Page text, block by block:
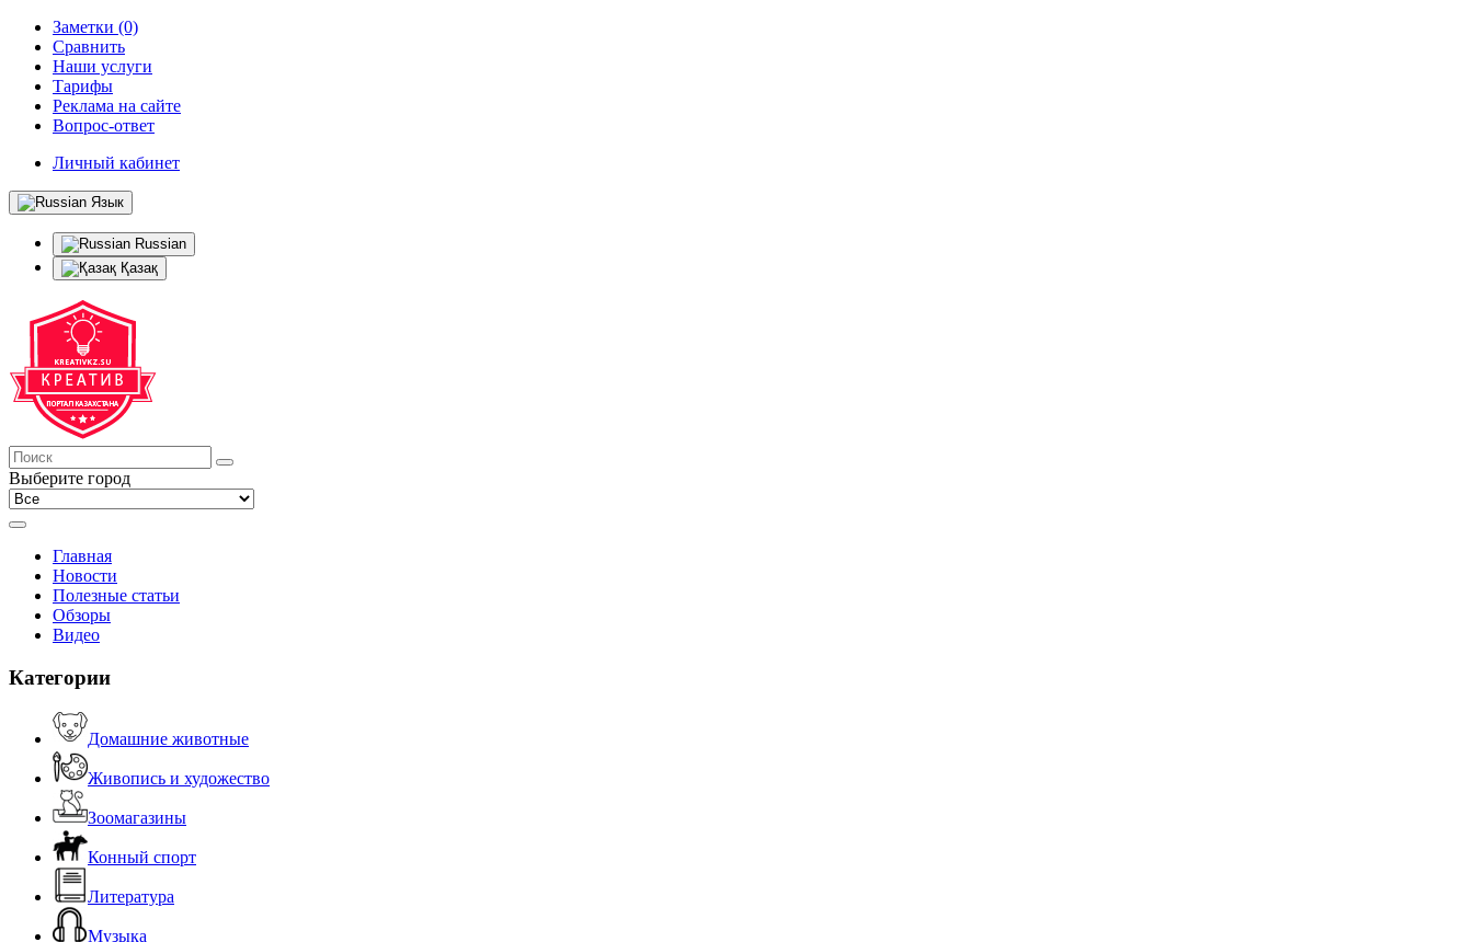
Заметки (0)
Сравнить
Наши услуги
Тарифы
Реклама на сайте
Вопрос-ответ
Личный кабинет
Язык
Russian
Қазақ
Выберите город
Главная
Новости
Полезные статьи
Обзоры
Видео
Категории
Домашние животные
Живопись и художество
Зоомагазины
Конный спорт
Литература
Музыка